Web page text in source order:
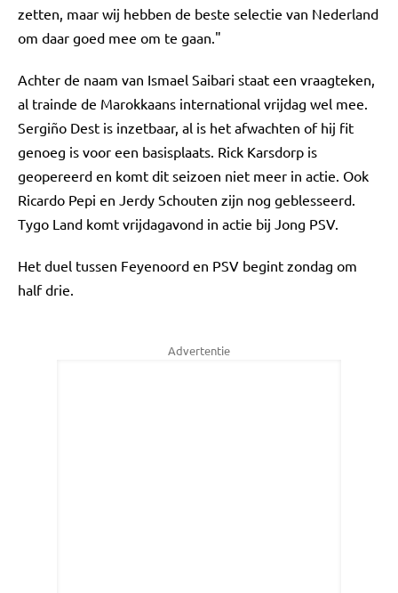
zetten, maar wij hebben de beste selectie van Nederland
om daar goed mee om te gaan."
Achter de naam van Ismael Saibari staat een vraagteken,
al trainde de Marokkaans international vrijdag wel mee.
Sergiño Dest is inzetbaar, al is het afwachten of hij fit
genoeg is voor een basisplaats. Rick Karsdorp is
geopereerd en komt dit seizoen niet meer in actie. Ook
Ricardo Pepi en Jerdy Schouten zijn nog geblesseerd.
Tygo Land komt vrijdagavond in actie bij Jong PSV.
Het duel tussen Feyenoord en PSV begint zondag om
half drie.
Advertentie